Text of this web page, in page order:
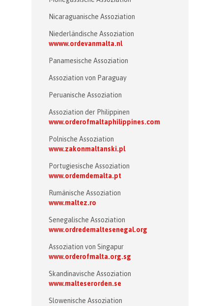
Nicaraguanische Assoziation
Niederländische Assoziation
wwww.ordevanmalta.nl
Panamesische Assoziation
Assoziation von Paraguay
Peruanische Assoziation
Assoziation der Philippinen
www.orderofmaltaphilippines.com
Polnische Assoziation
www.zakonmaltanski.pl
Portugiesische Assoziation
www.ordemdemalta.pt
Rumänische Assoziation
www.maltez.ro
Senegalische Assoziation
www.ordredemaltesenegal.org
Assoziation von Singapur
www.orderofmalta.org.sg
Skandinavische Assoziation
www.malteserorden.se
Slowenische Assoziation